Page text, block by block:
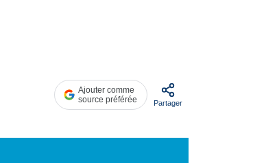
Ajouter comme
source préférée
Partager